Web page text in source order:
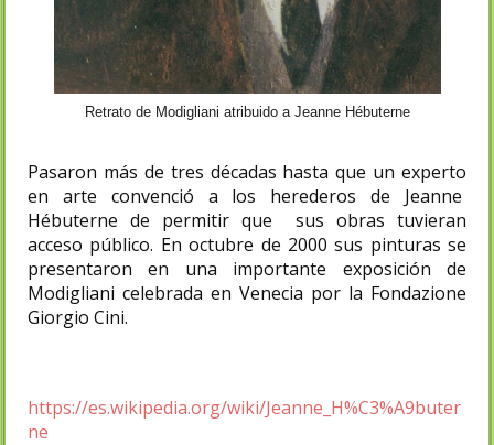
Retrato de Modigliani atribuido a Jeanne Hébuterne
Pasaron más de tres décadas hasta que un experto
en arte convenció a los herederos de Jeanne
Hébuterne de permitir que sus obras tuvieran
acceso público. En octubre de 2000 sus pinturas se
presentaron en una importante exposición de
Modigliani celebrada en Venecia por la Fondazione
Giorgio Cini.
https://es.wikipedia.org/wiki/Jeanne_H%C3%A9buter
ne